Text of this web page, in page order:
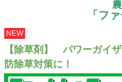
「フ
NEW
【除草剤】 パワーガイ
防除草対策に！